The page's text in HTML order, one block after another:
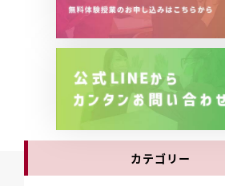
カテゴリー